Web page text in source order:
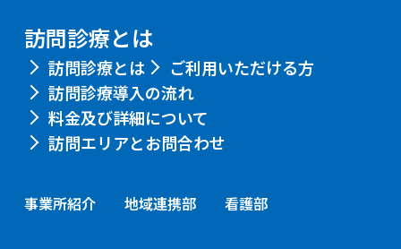
訪問診療とは
訪問診療とは
ご利用いただける方
訪問診療導入の流れ
料金及び詳細について
訪問エリアとお問合わせ
事業所紹介 地域連携部 看護部